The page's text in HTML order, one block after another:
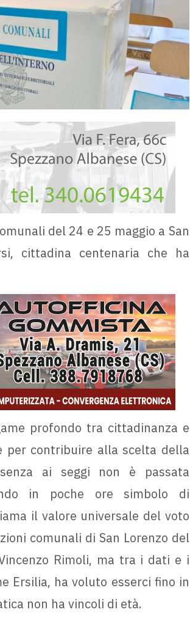
del 24 e 25 maggio a San
cittadina centenaria che ha
profondo tra cittadinanza e
per contribuire alla scelta della
ai seggi non è passata
in poche ore simbolo di
il valore universale del voto
comunali di San Lorenzo del
Rimoli, ma tra i dati e i
Ersilia, ha voluto esserci fino in
non ha vincoli di età.